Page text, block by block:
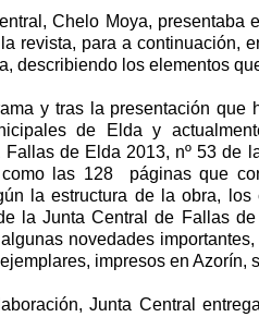
Chelo Moya,
revista, para a continuación,
describiendo los elementos
y tras la presentación
de Elda y
de Elda 2013, nº 53 de
las 128 páginas que
la estructura de la obra,
la Junta Central de Fallas
novedades
impresos en Azorín,
Junta Central